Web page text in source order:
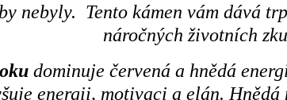
nebyly. Tento kámen vám dává
náročných životních
dominuje červená a hnědá
energii, motivaci a elán.